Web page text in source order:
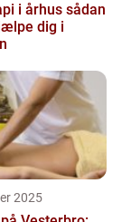
sådan
dig i
2025